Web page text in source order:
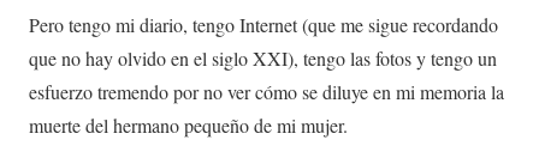
Pero tengo mi diario, tengo Internet (que me sigue recordando
que no hay olvido en el siglo XXI), tengo las fotos y tengo un
esfuerzo tremendo por no ver cómo se diluye en mi memoria la
muerte del hermano pequeño de mi mujer.